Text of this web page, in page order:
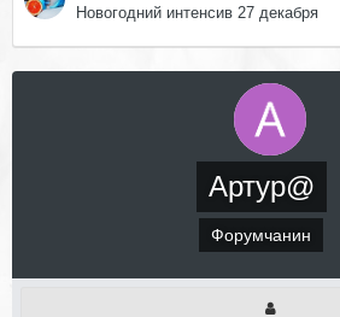
Новогодний интенсив 27 декабря
Артур@
Форумчанин